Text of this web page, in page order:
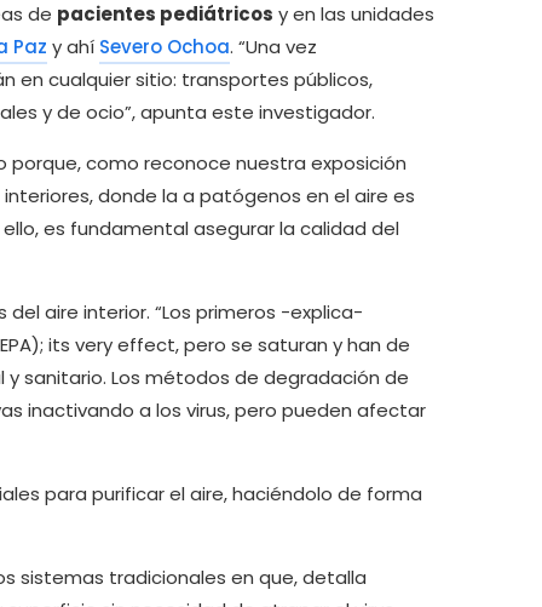
de pacientes pediátricos y en las unidades
Paz y ahí Severo Ochoa. “Una vez
en cualquier sitio: transportes públicos,
y de ocio”, apunta este investigador.
porque, como reconoce nuestra exposición
donde la a patógenos en el aire es
es fundamental asegurar la calidad del
aire interior. “Los primeros -explica-
its very effect, pero se saturan y han de
sanitario. Los métodos de degradación de
inactivando a los virus, pero pueden afectar
para purificar el aire, haciéndolo de forma
sistemas tradicionales en que, detalla